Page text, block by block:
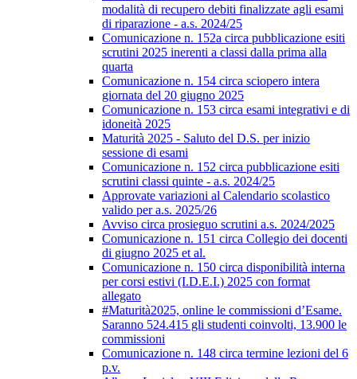
modalità di recupero debiti finalizzate agli esami
di riparazione - a.s. 2024/25
Comunicazione n. 152a circa pubblicazione esiti
scrutini 2025 inerenti a classi dalla prima alla
quarta
Comunicazione n. 154 circa sciopero intera
giornata del 20 giugno 2025
Comunicazione n. 153 circa esami integrativi e di
idoneità 2025
Maturità 2025 - Saluto del D.S. per inizio
sessione di esami
Comunicazione n. 152 circa pubblicazione esiti
scrutini classi quinte - a.s. 2024/25
Approvate variazioni al Calendario scolastico
valido per a.s. 2025/26
Avviso circa prosieguo scrutini a.s. 2024/2025
Comunicazione n. 151 circa Collegio dei docenti
di giugno 2025 et al.
Comunicazione n. 150 circa disponibilità interna
per corsi estivi (I.D.E.I.) 2025 con format
allegato
#Maturità2025, online le commissioni d’Esame.
Saranno 524.415 gli studenti coinvolti, 13.900 le
commissioni
Comunicazione n. 148 circa termine lezioni del 6
p.v.